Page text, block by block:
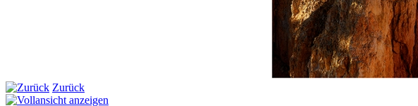
Zurück